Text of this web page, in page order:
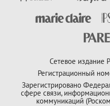
Сетевое издание
Регистрационный
Зарегистрировано
сфере связи,
коммуникаций